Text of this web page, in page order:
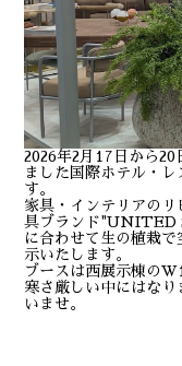
2026年2月17日から
ました国際ホテル・
す。
家具・インテリアの
具ブランド"UNITED
に合わせて生の植栽
示いたします。
ブースは西展示棟の
寒さ厳しい中にはな
いませ。